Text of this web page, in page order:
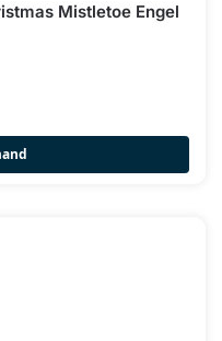
Mistletoe Engel